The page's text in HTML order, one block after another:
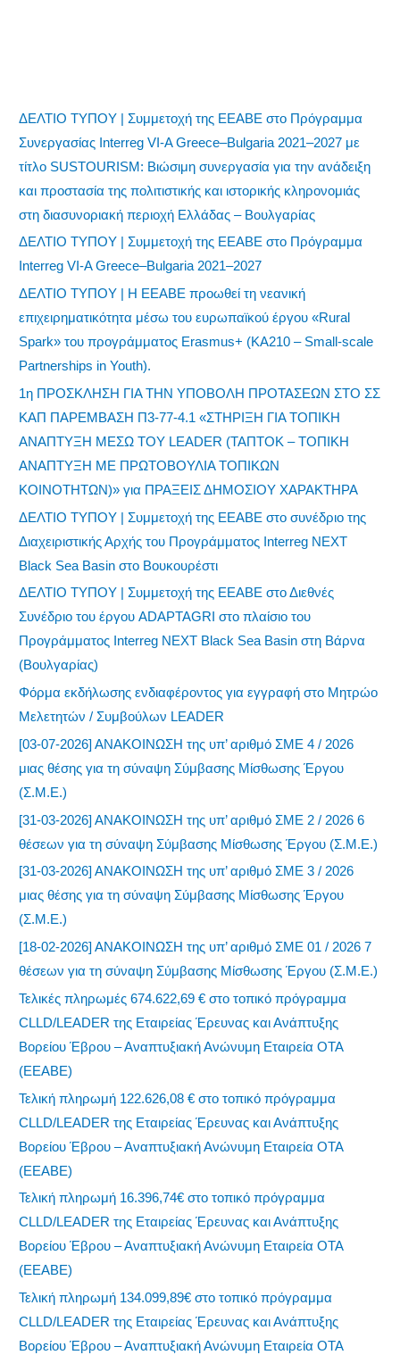
ΔΕΛΤΙΟ ΤΥΠΟΥ | Συμμετοχή της ΕΕΑΒΕ στο Πρόγραμμα
Συνεργασίας Interreg VI-A Greece–Bulgaria 2021–2027 με
τίτλο SUSTOURISM: Βιώσιμη συνεργασία για την ανάδειξη
και προστασία της πολιτιστικής και ιστορικής κληρονομιάς
στη διασυνοριακή περιοχή Ελλάδας – Βουλγαρίας
ΔΕΛΤΙΟ ΤΥΠΟΥ | Συμμετοχή της ΕΕΑΒΕ στο Πρόγραμμα
Interreg VI-A Greece–Bulgaria 2021–2027
ΔΕΛΤΙΟ ΤΥΠΟΥ | Η ΕΕΑΒΕ προωθεί τη νεανική
επιχειρηματικότητα μέσω του ευρωπαϊκού έργου «Rural
Spark» του προγράμματος Erasmus+ (KA210 – Small-scale
Partnerships in Youth).
1η ΠΡΟΣΚΛΗΣΗ ΓΙΑ ΤΗΝ ΥΠΟΒΟΛΗ ΠΡΟΤΑΣΕΩΝ ΣΤΟ ΣΣ
ΚΑΠ ΠΑΡΕΜΒΑΣΗ Π3-77-4.1 «ΣΤΗΡΙΞΗ ΓΙΑ ΤΟΠΙΚΗ
ΑΝΑΠΤΥΞΗ ΜΕΣΩ ΤΟΥ LEADER (ΤΑΠΤΟΚ – ΤΟΠΙΚΗ
ΑΝΑΠΤΥΞΗ ΜΕ ΠΡΩΤΟΒΟΥΛΙΑ ΤΟΠΙΚΩΝ
ΚΟΙΝΟΤΗΤΩΝ)» για ΠΡΑΞΕΙΣ ΔΗΜΟΣΙΟΥ ΧΑΡΑΚΤΗΡΑ
ΔΕΛΤΙΟ ΤΥΠΟΥ | Συμμετοχή της ΕΕΑΒΕ στο συνέδριο της
Διαχειριστικής Αρχής του Προγράμματος Interreg NEXT
Black Sea Basin στο Βουκουρέστι
ΔΕΛΤΙΟ ΤΥΠΟΥ | Συμμετοχή της ΕΕΑΒΕ στο Διεθνές
Συνέδριο του έργου ADAPTAGRI στο πλαίσιο του
Προγράμματος Interreg NEXT Black Sea Basin στη Βάρνα
(Βουλγαρίας)
Φόρμα εκδήλωσης ενδιαφέροντος για εγγραφή στο Μητρώο
Μελετητών / Συμβούλων LEADER
[03-07-2026] ΑΝΑΚΟΙΝΩΣΗ της υπ’ αριθμό ΣΜΕ 4 / 2026
μιας θέσης για τη σύναψη Σύμβασης Μίσθωσης Έργου
(Σ.Μ.Ε.)
[31-03-2026] ΑΝΑΚΟΙΝΩΣΗ της υπ’ αριθμό ΣΜΕ 2 / 2026 6
θέσεων για τη σύναψη Σύμβασης Μίσθωσης Έργου (Σ.Μ.Ε.)
[31-03-2026] ΑΝΑΚΟΙΝΩΣΗ της υπ’ αριθμό ΣΜΕ 3 / 2026
μιας θέσης για τη σύναψη Σύμβασης Μίσθωσης Έργου
(Σ.Μ.Ε.)
[18-02-2026] ΑΝΑΚΟΙΝΩΣΗ της υπ’ αριθμό ΣΜΕ 01 / 2026 7
θέσεων για τη σύναψη Σύμβασης Μίσθωσης Έργου (Σ.Μ.Ε.)
Τελικές πληρωμές 674.622,69 € στο τοπικό πρόγραμμα
CLLD/LEADER της Εταιρείας Έρευνας και Ανάπτυξης
Βορείου Έβρου – Αναπτυξιακή Ανώνυμη Εταιρεία ΟΤΑ
(ΕΕΑΒΕ)
Τελική πληρωμή 122.626,08 € στο τοπικό πρόγραμμα
CLLD/LEADER της Εταιρείας Έρευνας και Ανάπτυξης
Βορείου Έβρου – Αναπτυξιακή Ανώνυμη Εταιρεία ΟΤΑ
(ΕΕΑΒΕ)
Τελική πληρωμή 16.396,74€ στο τοπικό πρόγραμμα
CLLD/LEADER της Εταιρείας Έρευνας και Ανάπτυξης
Βορείου Έβρου – Αναπτυξιακή Ανώνυμη Εταιρεία ΟΤΑ
(ΕΕΑΒΕ)
Τελική πληρωμή 134.099,89€ στο τοπικό πρόγραμμα
CLLD/LEADER της Εταιρείας Έρευνας και Ανάπτυξης
Βορείου Έβρου – Αναπτυξιακή Ανώνυμη Εταιρεία ΟΤΑ